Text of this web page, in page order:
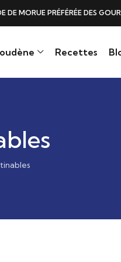
N°1 DANS LES CŒURS ET
Recettes